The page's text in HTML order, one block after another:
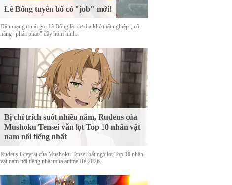
Lê Bống tuyên bố có "job" mới!
Dân mạng ưu ái gọi Lê Bống là "cơ địa khó thất nghiệp", cô
nàng "phản pháo" đầy hóm hỉnh.
Bị chỉ trích suốt nhiều năm, Rudeus của
Mushoku Tensei vẫn lọt Top 10 nhân vật
nam nổi tiếng nhất
Rudeus Greyrat của Mushoku Tensei bất ngờ lọt Top 10 nhân
vật nam nổi tiếng nhất mùa anime Hè 2026.